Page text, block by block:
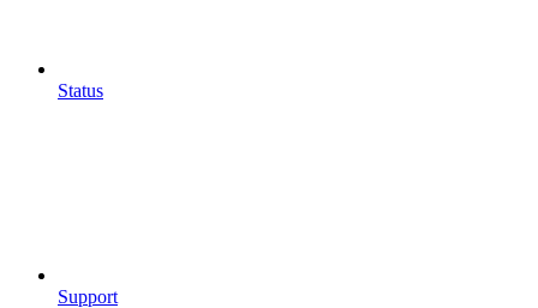
Status
Support